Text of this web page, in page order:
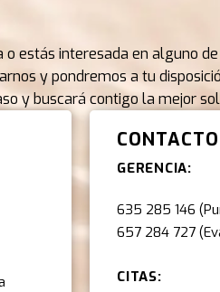
o estás interesada en alguno
y pondremos a tu
y buscará contigo la mejor
CONTACTO
GERENCIA:
635 285 146
657 284 727
CITAS: